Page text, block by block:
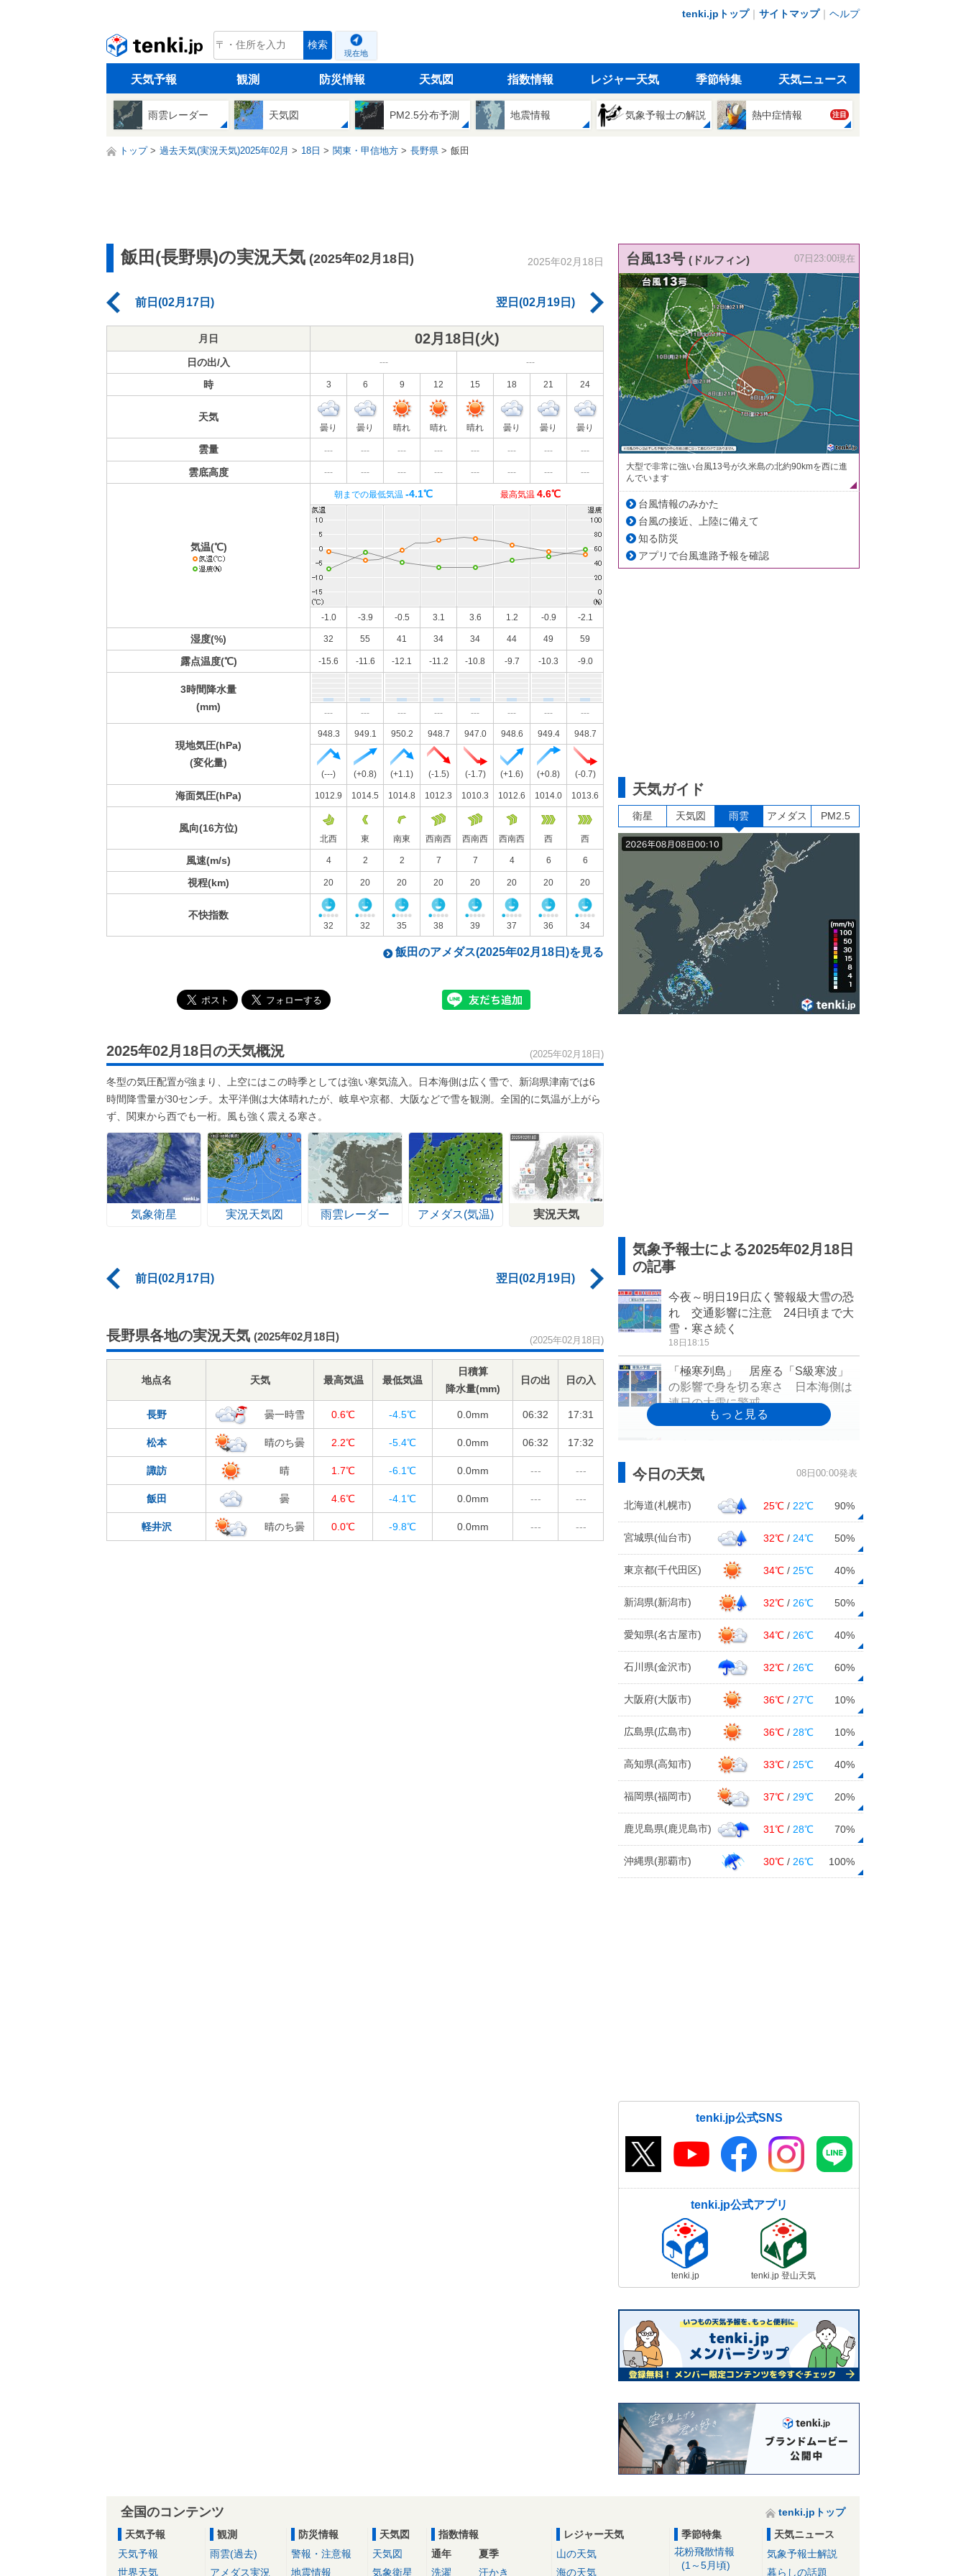
tenki.jpトップ｜ サイトマップ｜ ヘルプ
tenki.jp 検索
現在地
天気予報 観測 防災情報 天気図 指数情報 レジャー天気 季節特集 天気ニュース
雨雲レーダー 天気図 PM2.5分布予測 地震情報 気象予報士の解説 熱中症情報 注目
トップ 過去天気(実況天気)2025年02月 18日 関東・甲信地方 長野県 飯田
飯田(長野県)の実況天気 (2025年02月18日) 2025年02月18日
前日(02月17日) 翌日(02月19日)
月日 02月18日(火)
日の出/入 --- ---
時 3 6 9 12 15 18 21 24
天気
曇り 曇り 晴れ 晴れ 晴れ 曇り 曇り 曇り
雲量 --- --- --- --- --- --- --- ---
雲底高度 --- --- --- --- --- --- --- ---
気温(℃)
朝までの最低気温 -4.1℃ 最高気温 4.6℃
-1.0 -3.9 -0.5 3.1 3.6 1.2 -0.9 -2.1
湿度(%) 32 55 41 34 34 44 49 59
露点温度(℃) -15.6 -11.6 -12.1 -11.2 -10.8 -9.7 -10.3 -9.0
3時間降水量
(mm)
--- --- --- --- --- --- --- ---
現地気圧(hPa)
(変化量)
948.3 949.1 950.2 948.7 947.0 948.6 949.4 948.7
(---) (+0.8) (+1.1) (-1.5) (-1.7) (+1.6) (+0.8) (-0.7)
海面気圧(hPa) 1012.9 1014.5 1014.8 1012.3 1010.3 1012.6 1014.0 1013.6
風向(16方位)
北西 東 南東 西南西 西南西 西南西 西 西
風速(m/s) 4 2 2 7 7 4 6 6
視程(km) 20 20 20 20 20 20 20 20
不快指数
32 32 35 38 39 37 36 34
飯田のアメダス(2025年02月18日)を見る
2025年02月18日の天気概況 (2025年02月18日)
冬型の気圧配置が強まり、上空にはこの時季としては強い寒気流入。日本海側は広く雪で、新潟県津南では6
時間降雪量が30センチ。太平洋側は大体晴れたが、岐阜や京都、大阪などで雪を観測。全国的に気温が上がら
ず、関東から西でも一桁。風も強く震える寒さ。
気象衛星 実況天気図 雨雲レーダー アメダス(気温) 実況天気
前日(02月17日) 翌日(02月19日)
長野県各地の実況天気 (2025年02月18日) (2025年02月18日)
地点名 天気 最高気温 最低気温
日積算
降水量(mm)
日の出 日の入
長野 曇一時雪 0.6℃ -4.5℃ 0.0mm 06:32 17:31
松本 晴のち曇 2.2℃ -5.4℃ 0.0mm 06:32 17:32
諏訪 晴 1.7℃ -6.1℃ 0.0mm --- ---
飯田 曇 4.6℃ -4.1℃ 0.0mm --- ---
軽井沢 晴のち曇 0.0℃ -9.8℃ 0.0mm --- ---
台風13号 (ドルフィン) 07日23:00現在
大型で非常に強い台風13号が久米島の北約90kmを西に進
んでいます
台風情報のみかた
台風の接近、上陸に備えて
知る防災
アプリで台風進路予報を確認
天気ガイド
衛星 天気図 雨雲 アメダス PM2.5
気象予報士による2025年02月18日
の記事
今夜～明日19日広く警報級大雪の恐
れ 交通影響に注意 24日頃まで大
雪・寒さ続く
18日18:15
「極寒列島」 居座る「S級寒波」
の影響で身を切る寒さ 日本海側は
連日の大雪に警戒
の乱れに注意
今季最長の寒波再び 三連休の24日
頃まで影響長期化 北陸は低温・警
報級大雪に警戒
18日16:21
長引く寒波のあと、3連休明けは花粉
が大量飛散か 早めの花粉対策を
18日16:19
24日(月)まで厳しい寒さ 日本海側
は大雪の恐れ 交通障害に警戒 東
北2週間天気
18日14:34
東海 明日19日にかけて1度目の大
雪ピーク 名古屋の雪は? 各県の影
響は?
18日14:18
今日18日 全国的に北風冷たく真冬
の寒さ 明日19日は一段と寒く 3
連休も防寒を
18日13:40
近畿地方でスギ花粉飛散開始 25日
19日、22日から24日 大雪に注意・
18日11:22
九州は24日(月)頃まで真冬並みの厳
しい寒さ 2週間天気
18日11:05
交通障害に警戒 日本海側は大雪
東海や近畿も積雪か 18日以降も道
路影響「大」
18日09:40
温は前日より大幅低下 関東も真冬
の寒さに逆戻り
18日06:44
強烈寒波 18日～19日は1回目のピ
畿も積雪か
18日05:45
今日の天気 08日00:00発表
北海道(札幌市) 25℃ / 22℃ 90%
宮城県(仙台市) 32℃ / 24℃ 50%
東京都(千代田区) 34℃ / 25℃ 40%
新潟県(新潟市) 32℃ / 26℃ 50%
愛知県(名古屋市) 34℃ / 26℃ 40%
石川県(金沢市) 32℃ / 26℃ 60%
大阪府(大阪市) 36℃ / 27℃ 10%
広島県(広島市) 36℃ / 28℃ 10%
高知県(高知市) 33℃ / 25℃ 40%
福岡県(福岡市) 37℃ / 29℃ 20%
鹿児島県(鹿児島市) 31℃ / 28℃ 70%
沖縄県(那覇市) 30℃ / 26℃ 100%
tenki.jp公式SNS
tenki.jp公式アプリ
tenki.jp tenki.jp 登山天気
全国のコンテンツ
tenki.jpトップ
天気予報
天気予報
世界天気
観測
雨雲(過去)
アメダス実況
防災情報
警報・注意報
地震情報
天気図
天気図
気象衛星
指数情報
通年
洗濯
夏季
汗かき
レジャー天気
山の天気
海の天気
季節特集
花粉飛散情報
(1～5月頃)
天気ニュース
気象予報士解説
暮らしの話題